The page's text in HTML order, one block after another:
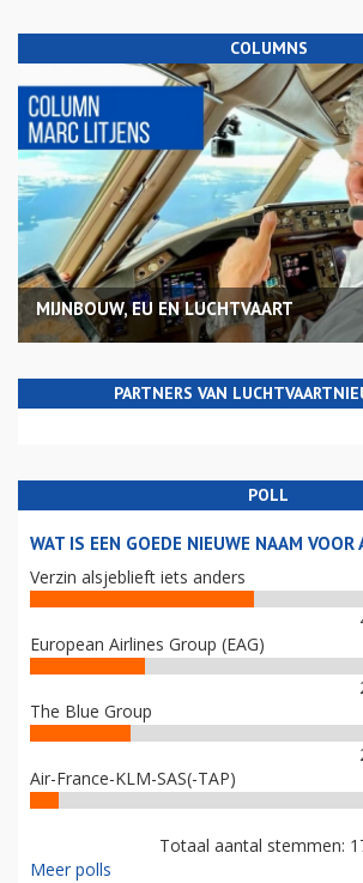
COLUMNS
MIJNBOUW, EU EN LUCHTVAART
PARTNERS VAN
POLL
WAT IS EEN GOEDE NIEUWE NAAM VOOR
Verzin alsjeblieft iets anders
European Airlines Group (EAG)
The Blue Group
Air-France-KLM-SAS(-TAP)
Totaal aantal stemmen:
Meer polls